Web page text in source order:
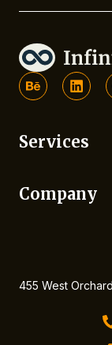
B
e
h
n
c
L
i
n
e
d
Services
Company
455 West